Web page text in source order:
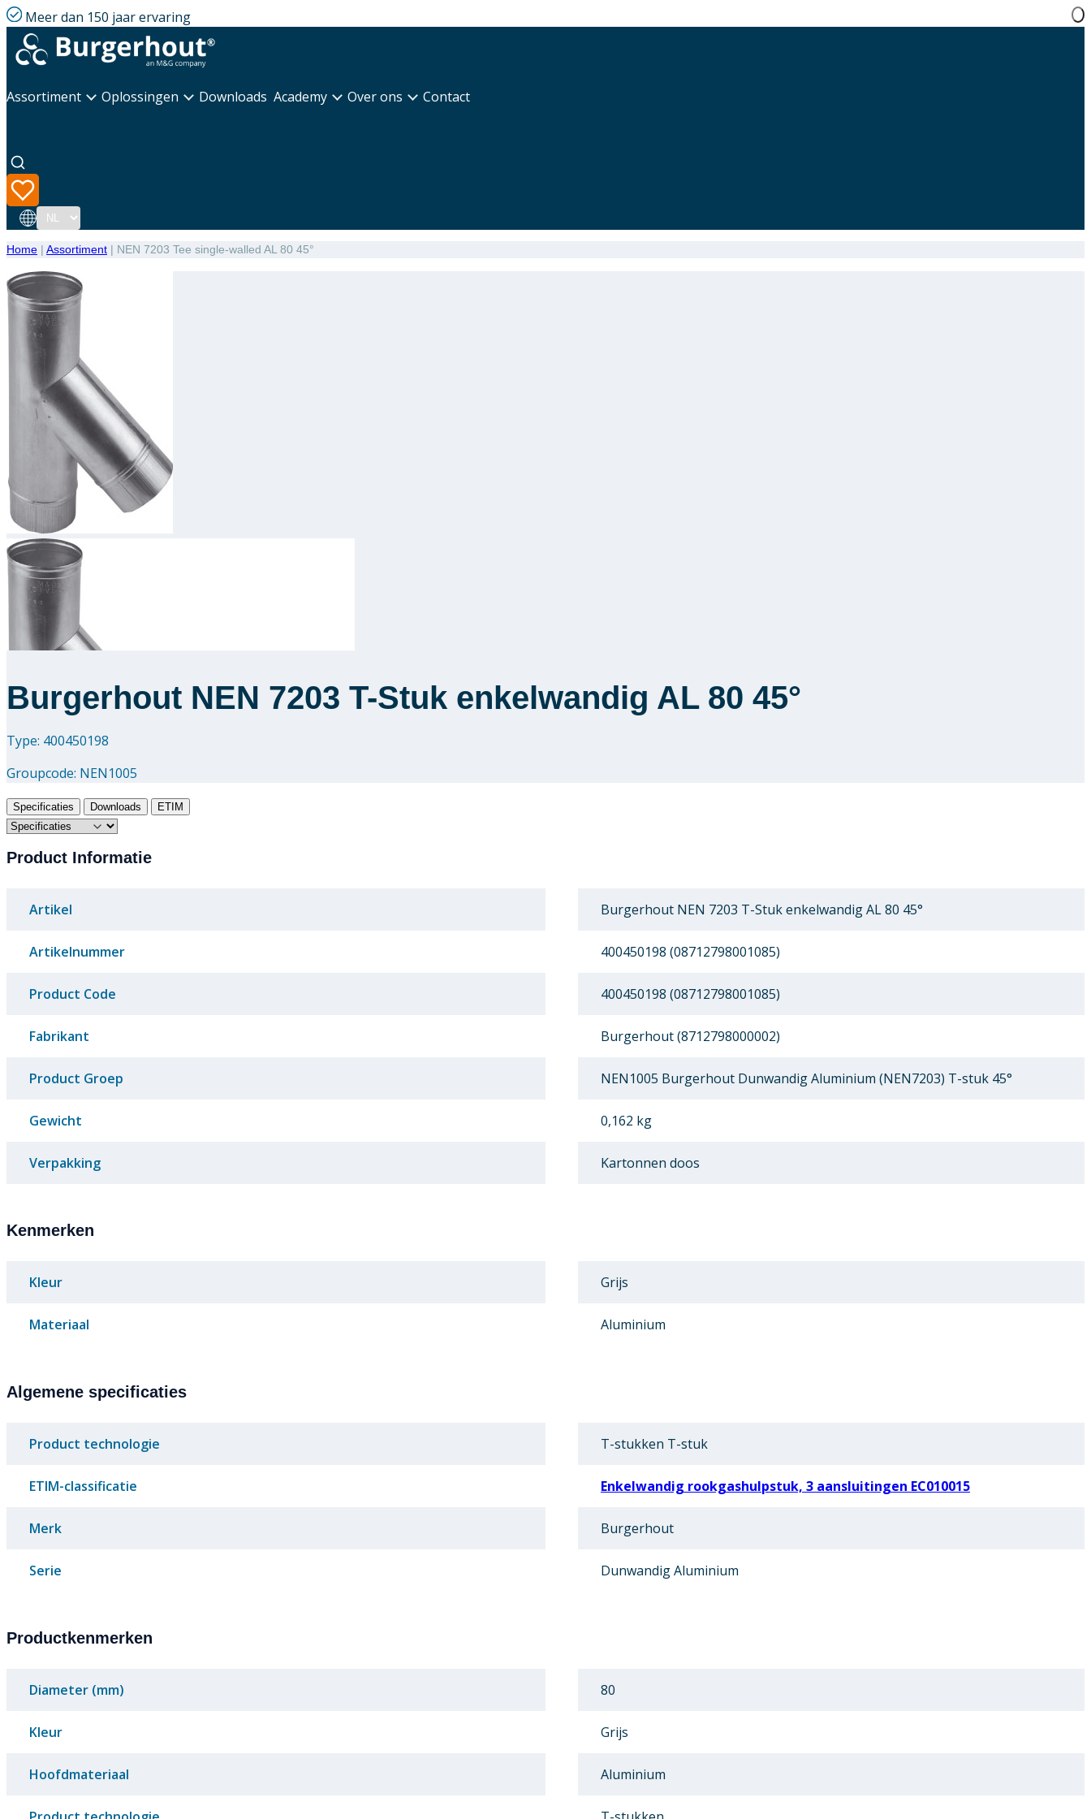
Meer dan 150 jaar ervaring
Assortiment Oplossingen Downloads Academy Over ons Contact
Taal
Home | Assortiment | NEN 7203 Tee single-walled AL 80 45°
Burgerhout NEN 7203 T-Stuk enkelwandig AL 80 45°
Type: 400450198
Groupcode: NEN1005
Specificaties Downloads ETIM
Product Informatie
Artikel Burgerhout NEN 7203 T-Stuk enkelwandig AL 80 45°
Artikelnummer 400450198 (08712798001085)
Product Code 400450198 (08712798001085)
Fabrikant Burgerhout (8712798000002)
Product Groep NEN1005 Burgerhout Dunwandig Aluminium (NEN7203) T-stuk 45°
Gewicht 0,162 kg
Verpakking Kartonnen doos
Kenmerken
Kleur Grijs
Materiaal Aluminium
Algemene specificaties
Product technologie T-stukken T-stuk
ETIM-classificatie Enkelwandig rookgashulpstuk, 3 aansluitingen EC010015
Merk Burgerhout
Serie Dunwandig Aluminium
Productkenmerken
Diameter (mm) 80
Kleur Grijs
Hoofdmateriaal Aluminium